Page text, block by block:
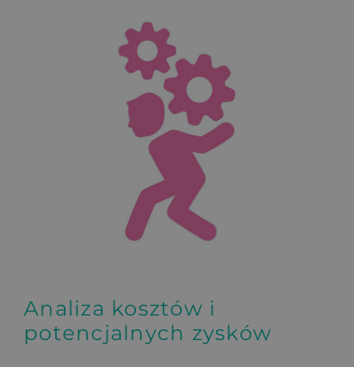
Analiza kosztów i
potencjalnych zysków